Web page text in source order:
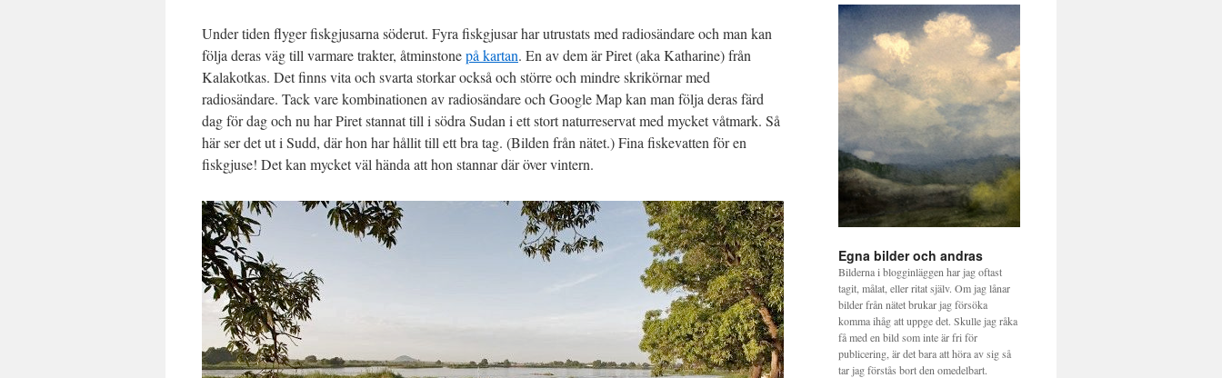
Under tiden flyger fiskgjusarna söderut. Fyra fiskgjusar har utrustats med radiosändare och man kan
följa deras väg till varmare trakter, åtminstonepå kartan. En av dem är Piret (aka Katharine) från
Kalakotkas. Det finns vita och svarta storkar också och större och mindre skrikörnar med
radiosändare. Tack vare kombinationen av radiosändare och Google Map kan man följa deras färd
dag för dag och nu har Piret stannat till i södra Sudan i ett stort naturreservat med mycket våtmark. Så
här ser det ut i Sudd, där hon har hållit till ett bra tag. (Bilden från nätet.) Fina fiskevatten för en
fiskgjuse! Det kan mycket väl hända att hon stannar där över vintern.
Egna bilder och andras
Bilderna i blogginläggen har jag oftast
tagit, målat, eller ritat själv. Om jag lånar
bilder från nätet brukar jag försöka
komma ihåg att uppge det. Skulle jag råka
få med en bild som inte är fri för
publicering, är det bara att höra av sig så
tar jag förstås bort den omedelbart.